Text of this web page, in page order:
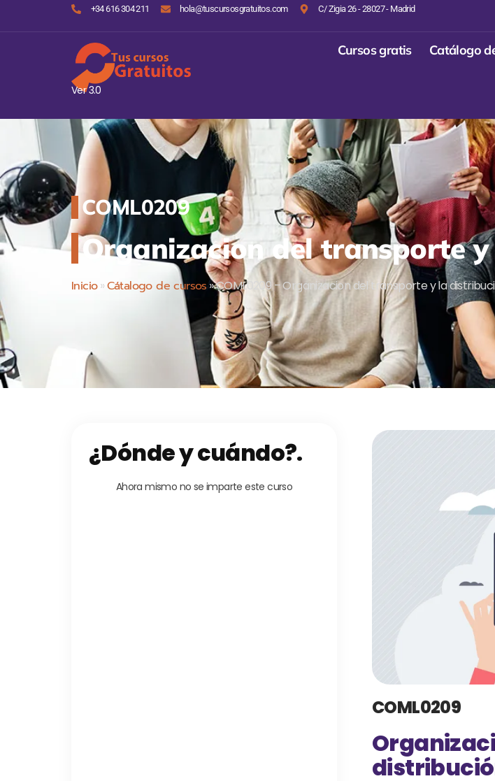
+34 616 304 211 hola@tuscursosgratuitos.com C/ Zigia 26 - 28027 - Madrid
Ver 3.0
Cursos gratis Catálogo
COML0209
Organizacion del transporte
Inicio»Cátalogo de cursos»COML0209 – Organizacion del transporte y la
¿Dónde y cuándo?.
Ahora mismo no se imparte este curso
COML0209